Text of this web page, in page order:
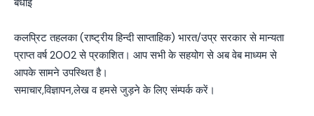
कलप्रिट तहलका (राष्ट्रीय हिन्दी साप्ताहिक) भारत/उप्र सरकार से मान्यता
प्राप्त वर्ष 2002 से प्रकाशित। आप सभी के सहयोग से अब वेब माध्यम से
आपके सामने उपस्थित है।
समाचार,विज्ञापन,लेख व हमसे जुड़ने के लिए संम्पर्क करें।